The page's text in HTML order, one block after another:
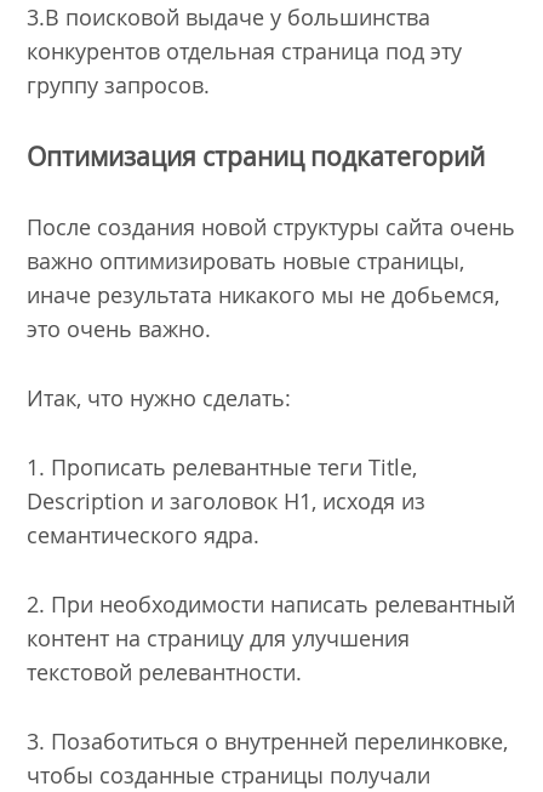
3.В поисковой выдаче у большинства
конкурентов отдельная страница под эту
группу запросов.
Оптимизация страниц подкатегорий
После создания новой структуры сайта очень
важно оптимизировать новые страницы,
иначе результата никакого мы не добьемся,
это очень важно.
Итак, что нужно сделать:
1. Прописать релевантные теги Title,
Description и заголовок H1, исходя из
семантического ядра.
2. При необходимости написать релевантный
контент на страницу для улучшения
текстовой релевантности.
3. Позаботиться о внутренней перелинковке,
чтобы созданные страницы получали